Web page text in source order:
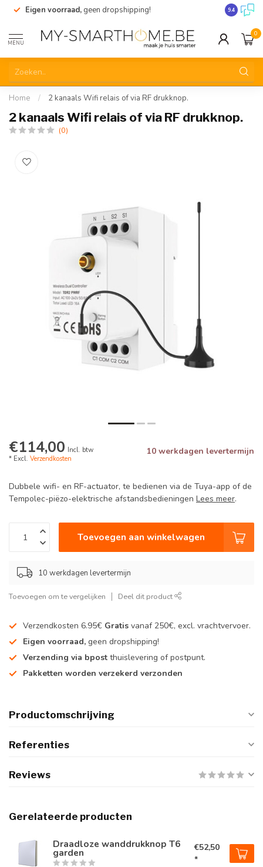
Eigen voorraad, geen dropshipping! 9.4
MENU
0
Home / 2 kanaals Wifi relais of via RF drukknop.
2 kanaals Wifi relais of via RF drukknop.
(0)
€114,00 Incl. btw
* Excl. Verzendkosten
10 werkdagen levertermijn
Dubbele wifi- en RF-actuator, te bedienen via de Tuya-app of de
Tempolec-piëzo-elektrische afstandsbedieningen Lees meer.
Toevoegen aan winkelwagen
10 werkdagen levertermijn
Toevoegen om te vergelijken Deel dit product
Verzendkosten 6.95€ Gratis vanaf 250€, excl. vrachtvervoer.
Eigen voorraad, geen dropshipping!
Verzending via bpost thuislevering of postpunt.
Pakketten worden verzekerd verzonden
Productomschrijving
Referenties
Reviews
Gerelateerde producten
Draadloze wanddrukknop T6
garden
€52,50
*